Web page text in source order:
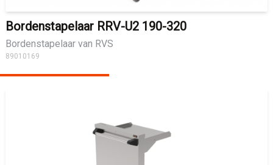
Bordenstapelaar RRV-U2 190-320
Bordenstapelaar van RVS
89010169